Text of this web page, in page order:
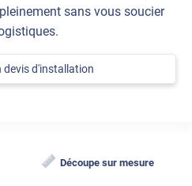
sans vous soucier
devis d'installation
Découpe sur mesure